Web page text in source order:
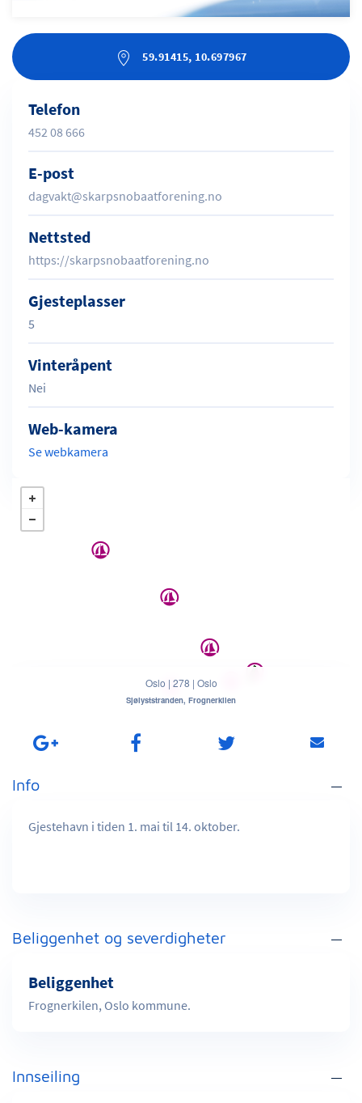
59.91415, 10.697967
Telefon
452 08 666
E-post
dagvakt@skarpsnobaatforening.no
Nettsted
https://skarpsnobaatforening.no
Gjesteplasser
5
Vinteråpent
Nei
Web-kamera
Se webkamera
Oslo | 278 | Oslo
Sjølyststranden, Frognerkilen
Info
Gjestehavn i tiden 1. mai til 14. oktober.
Beliggenhet og severdigheter
Beliggenhet
Frognerkilen, Oslo kommune.
Innseiling